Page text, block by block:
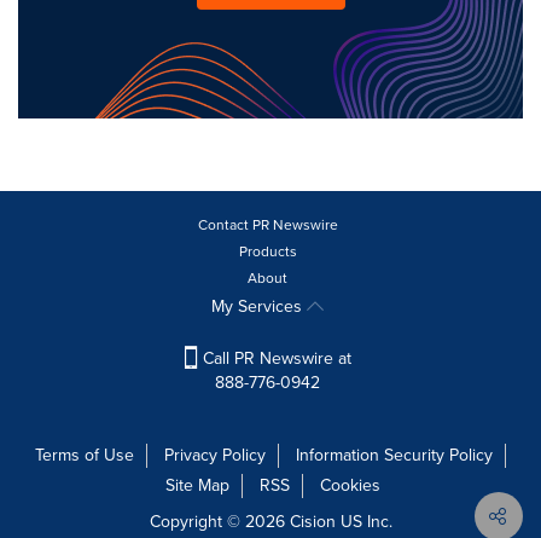
Contact PR Newswire
Products
About
My Services
Call PR Newswire at
888-776-0942
Terms of Use Privacy Policy
Information Security Policy
Site Map
RSS
Cookies
Copyright © 2026Cision US Inc.